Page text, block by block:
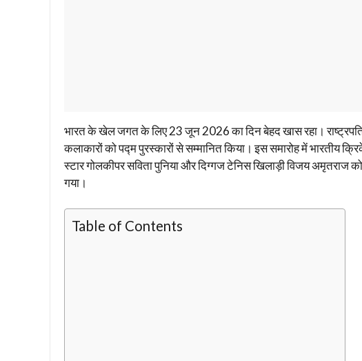
भारत के खेल जगत के लिए 23 जून 2026 का दिन बेहद खास रहा। राष्ट्रपति
कलाकारों को पद्म पुरस्कारों से सम्मानित किया। इस समारोह में भारतीय
स्टार गोलकीपर सविता पुनिया और दिग्गज टेनिस खिलाड़ी विजय अमृतराज
गया।
Table of Contents